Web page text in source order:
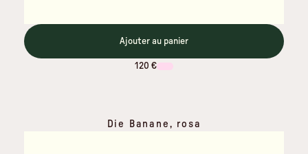
Ajouter au panier
120 €
Die Banane, rosa